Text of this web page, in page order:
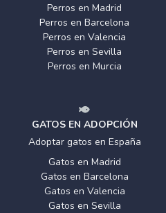
Perros en Madrid
Perros en Barcelona
Perros en Valencia
Perros en Sevilla
Perros en Murcia
GATOS EN ADOPCIÓN
Adoptar gatos en España
Gatos en Madrid
Gatos en Barcelona
Gatos en Valencia
Gatos en Sevilla